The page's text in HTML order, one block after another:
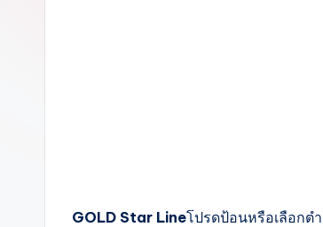
GOLD Star Lineโปรดป้อนหรือเลือกต